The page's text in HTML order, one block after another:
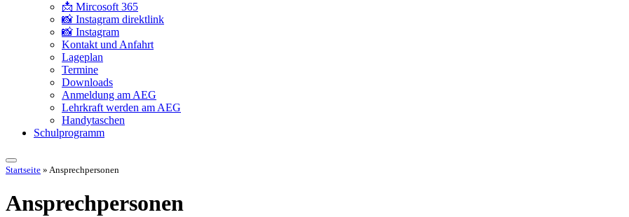
📩 Mircosoft 365
📸 Instagram direktlink
📸 Instagram
Kontakt und Anfahrt
Lageplan
Termine
Downloads
Anmeldung am AEG
Lehrkraft werden am AEG
Handytaschen
Schulprogramm
Startseite » Ansprechpersonen
Ansprechpersonen